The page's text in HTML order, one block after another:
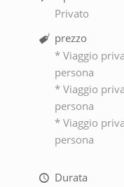
Privato
prezzo
* Viaggio
persona
* Viaggio
persona
* Viaggio
persona
Durata